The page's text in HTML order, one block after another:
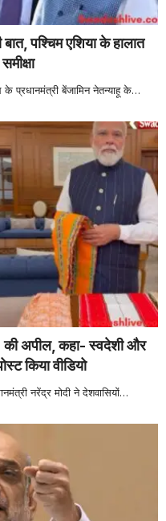
पश्चिम एशिया के हालात
प्रधानमंत्री बेंजामिन नेतन्याहू के…
अपील, कहा- स्वदेशी और
किया वीडियो
नरेंद्र मोदी ने देशवासियों…